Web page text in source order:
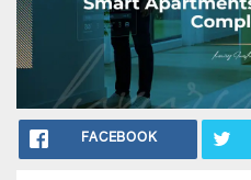
FACEBOOK